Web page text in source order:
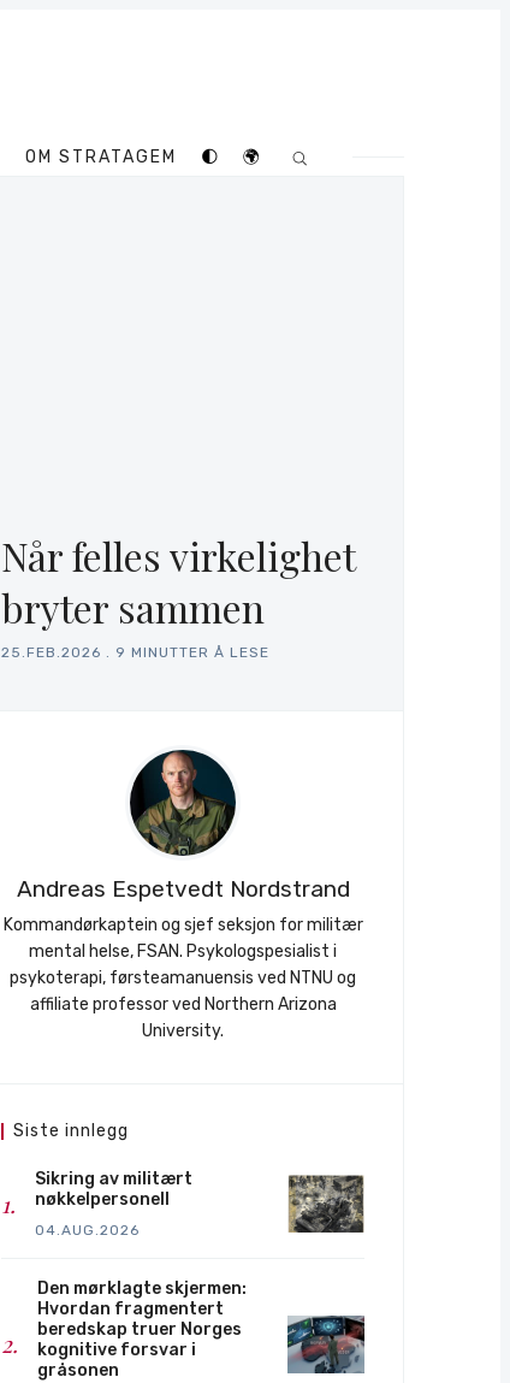
OM STRATAGEM 🌓 🌍
Når felles virkelighet
bryter sammen
25.FEB.2026 . 9 MINUTTER Å LESE
Andreas Espetvedt Nordstrand
Kommandørkaptein og sjef seksjon for militær
mental helse, FSAN. Psykologspesialist i
psykoterapi, førsteamanuensis ved NTNU og
affiliate professor ved Northern Arizona
University.
Siste innlegg
Sikring av militært
nøkkelpersonell
04.AUG.2026
Den mørklagte skjermen:
Hvordan fragmentert
beredskap truer Norges
kognitive forsvar i
gråsonen